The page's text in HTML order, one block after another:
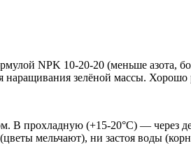
NPK 10-20-20 (меньше
наращивания зелёной массы.
прохладную (+15-20°C) — через
мельчают), ни застоя воды